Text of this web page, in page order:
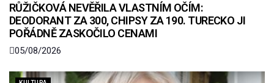
RŮŽIČKOVÁ NEVĚŘILA VLASTNÍM OČÍM:
DEODORANT ZA 300, CHIPSY ZA 190. TURECKO JI
POŘÁDNĚ ZASKOČILO CENAMI
05/08/2026